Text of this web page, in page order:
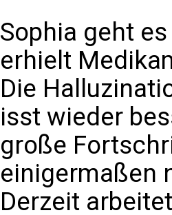
Sophia geht
erhielt
Die
isst wieder
große
einigermaßen
Derzeit